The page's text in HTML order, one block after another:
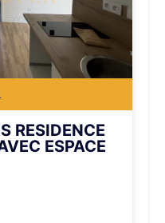
RESIDENCE
ESPACE